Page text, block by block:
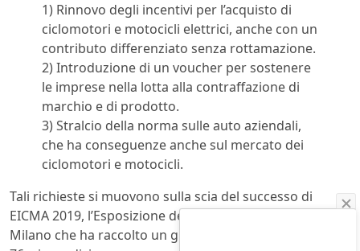
1) Rinnovo degli incentivi per l’acquisto di
ciclomotori e motocicli elettrici, anche con un
contributo differenziato senza rottamazione.
2) Introduzione di un voucher per sostenere
le imprese nella lotta alla contraffazione di
marchio e di prodotto.
3) Stralcio della norma sulle auto aziendali,
che ha conseguenze anche sul mercato dei
ciclomotori e motocicli.
Tali richieste si muovono sulla scia del successo di
EICMA 2019, l’Esposizione del Ciclo e Motociclo di
Milano che ha raccolto un grande consenso in questa